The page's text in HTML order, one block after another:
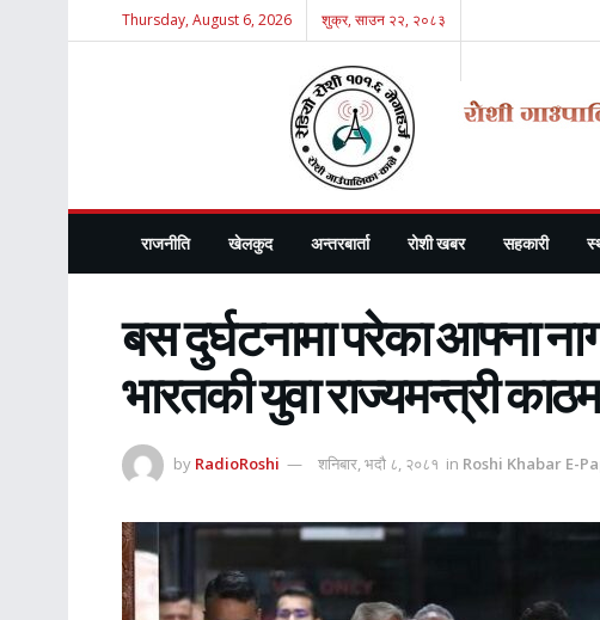
Thursday, August 6, 2026 शुक्र, साउन २२, २०८३
राजनीति खेलकुद अन्तरबार्ता रोशी खबर सहकारी
बस दुर्घटनामा परेका आफ्ना
भारतकी युवा राज्यमन्त्री
by RadioRoshi शनिबार, भदौ ८, २०८१ in Roshi Khabar E-